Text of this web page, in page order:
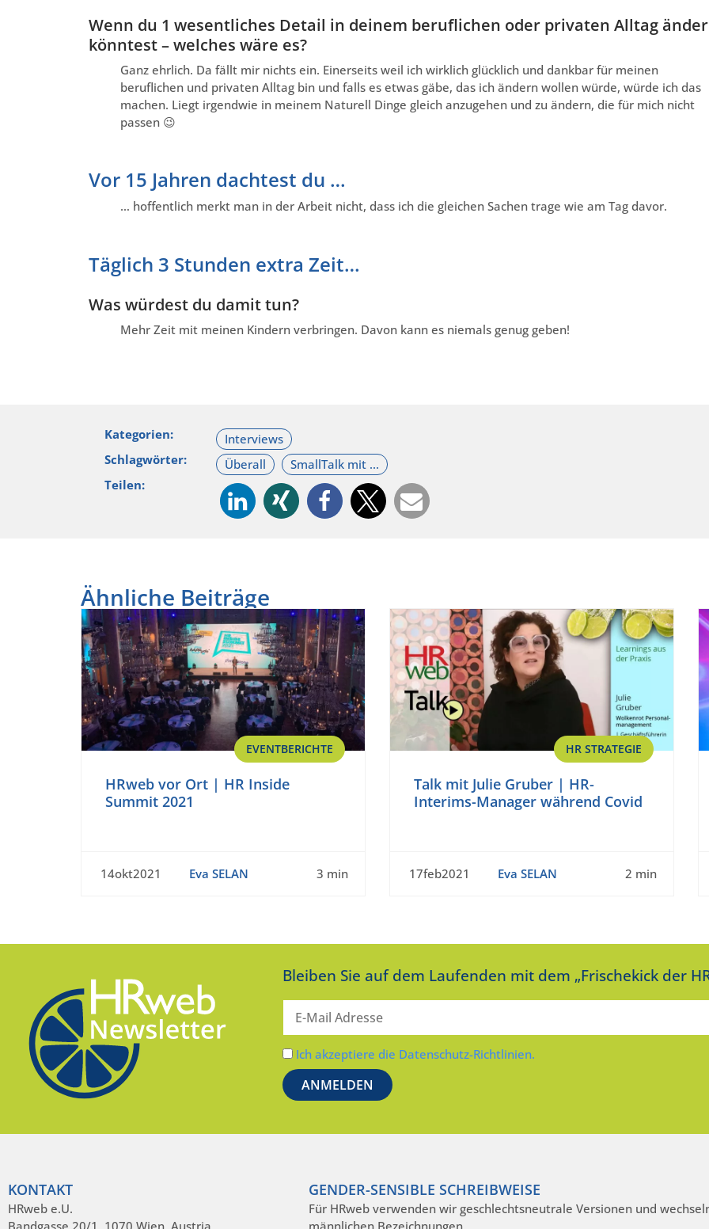
Wenn du 1 wesentliches Detail in deinem beruflichen oder privaten Alltag
könntest – welches wäre es?
Ganz ehrlich. Da fällt mir nichts ein. Einerseits weil ich wirklich glücklich und dankbar für meinen
beruflichen und privaten Alltag bin und falls es etwas gäbe, das ich ändern wollen würde, würde ich das
machen. Liegt irgendwie in meinem Naturell Dinge gleich anzugehen und zu ändern, die für mich nicht
passen 😉
Vor 15 Jahren dachtest du …
… hoffentlich merkt man in der Arbeit nicht, dass ich die gleichen Sachen trage wie am Tag davor.
Täglich 3 Stunden extra Zeit…
Was würdest du damit tun?
Mehr Zeit mit meinen Kindern verbringen. Davon kann es niemals genug geben!
Kategorien:
Schlagwörter:
Teilen:
Ähnliche Beiträge
EVENTBERICHTE
HRweb vor Ort | HR Inside
Summit 2021
14okt2021 Eva SELAN 3 min
HR STRATEGIE
Talk mit Julie Gruber | HR-
Interims-Manager während Covid
17feb2021 Eva SELAN 2 min
Bleiben Sie auf dem Laufenden mit dem „Frischekick der
Ich akzeptiere die Datenschutz-Richtlinien.
KONTAKT
HRweb e.U.
Bandgasse 20/1, 1070 Wien, Austria
GENDER-SENSIBLE SCHREIBWEISE
Für HRweb verwenden wir geschlechtsneutrale Versionen und
männlichen Bezeichnungen.